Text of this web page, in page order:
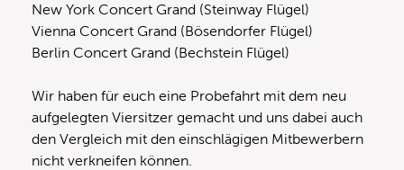
New York Concert Grand (Steinway Flügel)
Vienna Concert Grand (Bösendorfer Flügel)
Berlin Concert Grand (Bechstein Flügel)
Wir haben für euch eine Probefahrt mit dem neu
aufgelegten Viersitzer gemacht und uns dabei auch
den Vergleich mit den einschlägigen Mitbewerbern
nicht verkneifen können.